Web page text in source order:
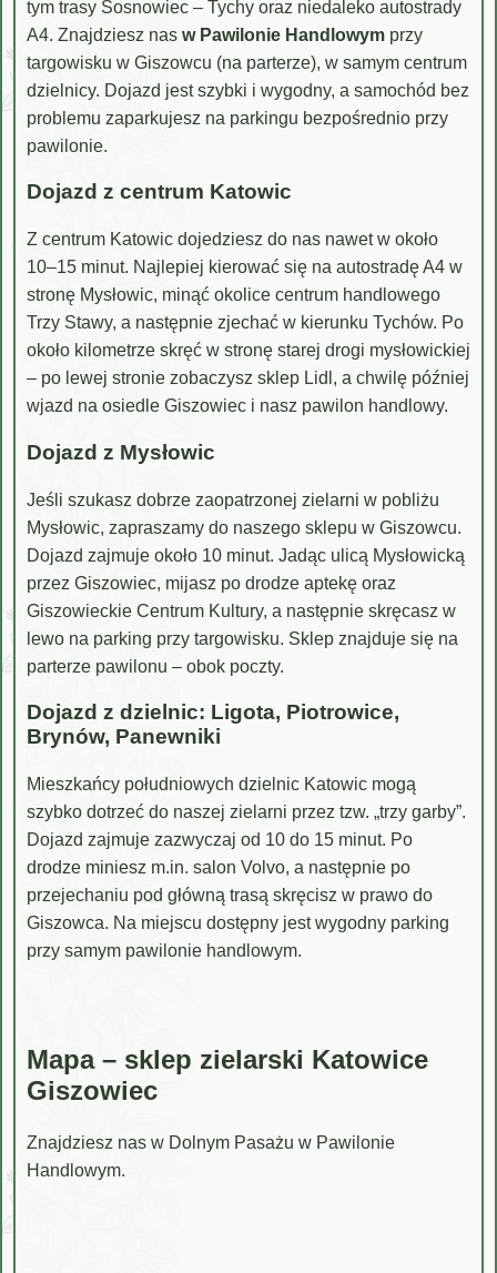
tym trasy Sosnowiec – Tychy oraz niedaleko autostrady
A4. Znajdziesz nas w Pawilonie Handlowym przy
targowisku w Giszowcu (na parterze), w samym centrum
dzielnicy. Dojazd jest szybki i wygodny, a samochód bez
problemu zaparkujesz na parkingu bezpośrednio przy
pawilonie.
Dojazd z centrum Katowic
Z centrum Katowic dojedziesz do nas nawet w około
10–15 minut. Najlepiej kierować się na autostradę A4 w
stronę Mysłowic, minąć okolice centrum handlowego
Trzy Stawy, a następnie zjechać w kierunku Tychów. Po
około kilometrze skręć w stronę starej drogi mysłowickiej
– po lewej stronie zobaczysz sklep Lidl, a chwilę później
wjazd na osiedle Giszowiec i nasz pawilon handlowy.
Dojazd z Mysłowic
Jeśli szukasz dobrze zaopatrzonej zielarni w pobliżu
Mysłowic, zapraszamy do naszego sklepu w Giszowcu.
Dojazd zajmuje około 10 minut. Jadąc ulicą Mysłowicką
przez Giszowiec, mijasz po drodze aptekę oraz
Giszowieckie Centrum Kultury, a następnie skręcasz w
lewo na parking przy targowisku. Sklep znajduje się na
parterze pawilonu – obok poczty.
Dojazd z dzielnic: Ligota, Piotrowice,
Brynów, Panewniki
Mieszkańcy południowych dzielnic Katowic mogą
szybko dotrzeć do naszej zielarni przez tzw. „trzy garby”.
Dojazd zajmuje zazwyczaj od 10 do 15 minut. Po
drodze miniesz m.in. salon Volvo, a następnie po
przejechaniu pod główną trasą skręcisz w prawo do
Giszowca. Na miejscu dostępny jest wygodny parking
przy samym pawilonie handlowym.
Mapa – sklep zielarski Katowice
Giszowiec
Znajdziesz nas w Dolnym Pasażu w Pawilonie
Handlowym.